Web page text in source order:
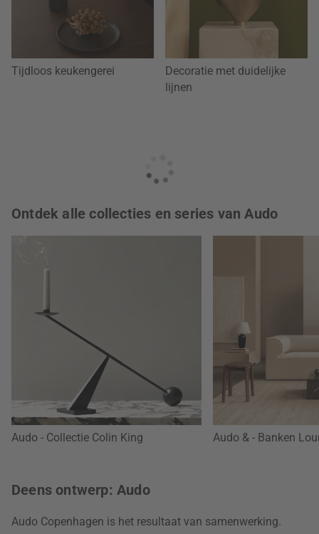
Tijdloos keukengerei
Decoratie met duidelijke
lijnen
Ontdek alle collecties en series van Audo
Audo - Collectie Colin King Audo & - Banken
Deens ontwerp: Audo
Audo Copenhagen is het resultaat van samenwerking.